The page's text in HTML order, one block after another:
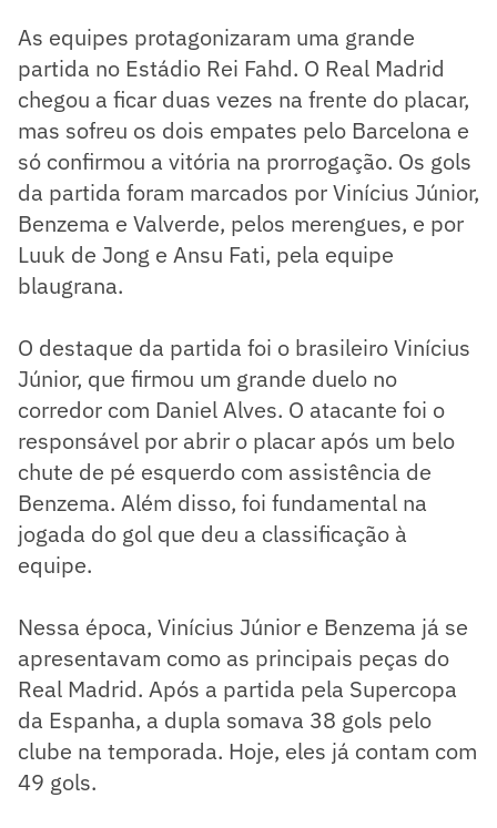
As equipes protagonizaram uma grande
partida no Estádio Rei Fahd. O Real Madrid
chegou a ficar duas vezes na frente do placar,
mas sofreu os dois empates pelo Barcelona e
só confirmou a vitória na prorrogação. Os gols
da partida foram marcados por Vinícius Júnior,
Benzema e Valverde, pelos merengues, e por
Luuk de Jong e Ansu Fati, pela equipe
blaugrana.
O destaque da partida foi o brasileiro Vinícius
Júnior, que firmou um grande duelo no
corredor com Daniel Alves. O atacante foi o
responsável por abrir o placar após um belo
chute de pé esquerdo com assistência de
Benzema. Além disso, foi fundamental na
jogada do gol que deu a classificação à
equipe.
Nessa época, Vinícius Júnior e Benzema já se
apresentavam como as principais peças do
Real Madrid. Após a partida pela Supercopa
da Espanha, a dupla somava 38 gols pelo
clube na temporada. Hoje, eles já contam com
49 gols.